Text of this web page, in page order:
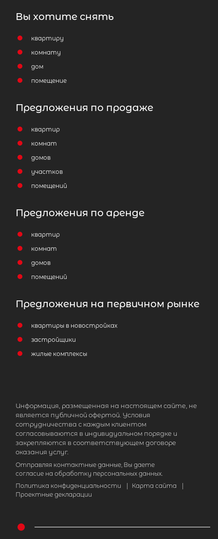
Вы хотите снять
квартиру
комнату
дом
помещение
Предложения по продаже
квартир
комнат
домов
участков
помещений
Предложения по аренде
квартир
комнат
домов
помещений
Предложения на первичном рынке
квартиры в новостройках
застройщики
жилые комплексы
Информация, размещенная на настоящем сайте, не
является публичной офертой. Условия
сотрудничества с каждым клиентом
согласовываются в индивидуальном порядке и
закрепляются в соответствующем договоре
оказания услуг.
Отправляя контактные данные, Вы даете
согласие на обработку персональных данных.
Политика конфиденциальности
Карта сайта
Проектные декларации